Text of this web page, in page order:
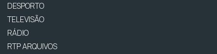
DESPORTO
TELEVISÃO
RÁDIO
RTP ARQUIVOS